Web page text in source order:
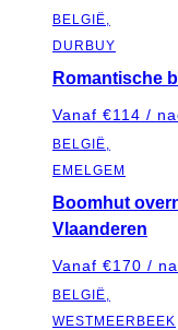
BELGIË,
DURBUY
Romantische
Vanaf €114 /
BELGIË,
EMELGEM
Boomhut
Vlaanderen
Vanaf €170 /
BELGIË,
WESTMEERBEEK